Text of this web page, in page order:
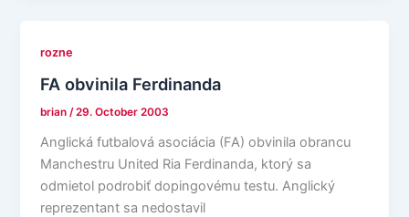
rozne
FA obvinila Ferdinanda
brian /29. October 2003
Anglická futbalová asociácia (FA) obvinila obrancu
Manchestru United Ria Ferdinanda, ktorý sa
odmietol podrobiť dopingovému testu. Anglický
reprezentant sa nedostavil